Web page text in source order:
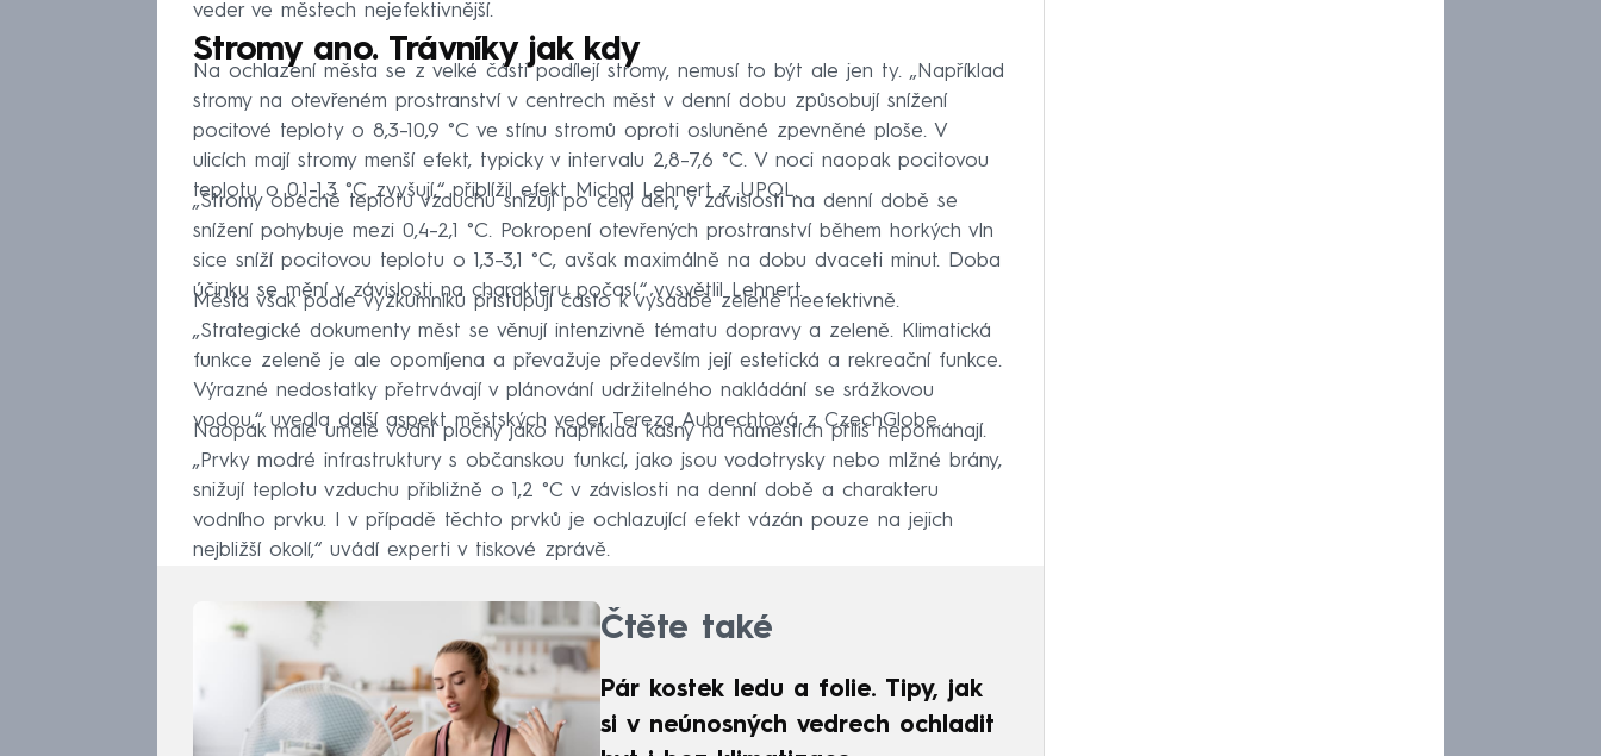
veder ve městech nejefektivnější.
Stromy ano. Trávníky jak kdy
Na ochlazení města se z velké části podílejí stromy, nemusí to být ale jen ty. „Například
stromy na otevřeném prostranství v centrech měst v denní dobu způsobují snížení
pocitové teploty o 8,3–10,9 °C ve stínu stromů oproti osluněné zpevněné ploše. V
ulicích mají stromy menší efekt, typicky v intervalu 2,8–7,6 °C. V noci naopak pocitovou
teplotu o 0,1–1,3 °C zvyšují,“ přiblížil efekt Michal Lehnert z UPOL.
„Stromy obecně teplotu vzduchu snižují po celý den, v závislosti na denní době se
snížení pohybuje mezi 0,4–2,1 °C. Pokropení otevřených prostranství během horkých vln
sice sníží pocitovou teplotu o 1,3–3,1 °C, avšak maximálně na dobu dvaceti minut. Doba
účinku se mění v závislosti na charakteru počasí,“ vysvětlil Lehnert.
Města však podle výzkumníků přistupují často k výsadbě zeleně neefektivně.
„Strategické dokumenty měst se věnují intenzivně tématu dopravy a zeleně. Klimatická
funkce zeleně je ale opomíjena a převažuje především její estetická a rekreační funkce.
Výrazné nedostatky přetrvávají v plánování udržitelného nakládání se srážkovou
vodou,“ uvedla další aspekt městských veder Tereza Aubrechtová z CzechGlobe.
Naopak malé umělé vodní plochy jako například kašny na náměstích příliš nepomáhají.
„Prvky modré infrastruktury s občanskou funkcí, jako jsou vodotrysky nebo mlžné brány,
snižují teplotu vzduchu přibližně o 1,2 °C v závislosti na denní době a charakteru
vodního prvku. I v případě těchto prvků je ochlazující efekt vázán pouze na jejich
nejbližší okolí,“ uvádí experti v tiskové zprávě.
Čtěte také
Pár kostek ledu a folie. Tipy, jak
si v neúnosných vedrech ochladit